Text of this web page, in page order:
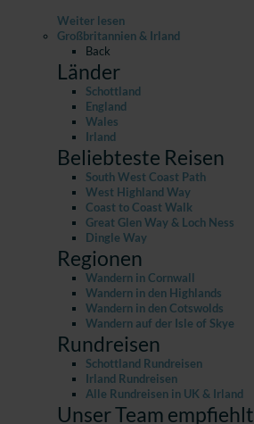
Weiter lesen
Großbritannien & Irland
Back
Länder
Schottland
England
Wales
Irland
Beliebteste Reisen
South West Coast Path
West Highland Way
Coast to Coast Walk
Great Glen Way & Loch Ness
Dingle Way
Regionen
Wandern in Cornwall
Wandern in den Highlands
Wandern in den Cotswolds
Wandern auf der Isle of Skye
Rundreisen
Schottland Rundreisen
Irland Rundreisen
Alle Rundreisen in UK & Irland
Unser Team empfiehlt